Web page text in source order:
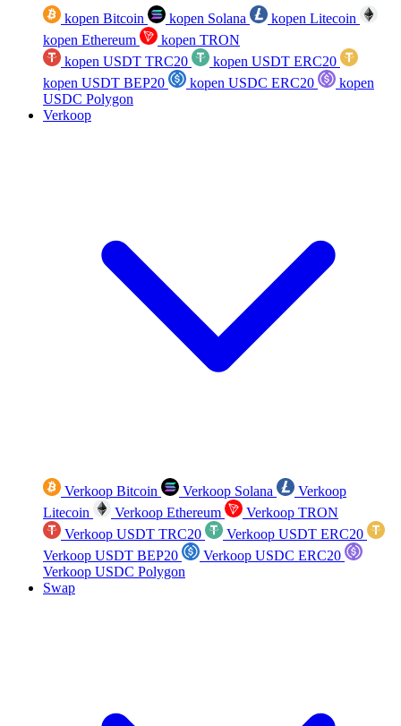
kopen Bitcoin kopen Solana
kopen Litecoin
kopen Ethereum
kopen TRON
kopen USDT TRC20
kopen USDT ERC20
kopen USDT BEP20
kopen USDC ERC20
kopen
USDC Polygon
Verkoop
Verkoop Bitcoin Verkoop Solana
Verkoop
Litecoin
Verkoop Ethereum
Verkoop TRON
Verkoop USDT TRC20
Verkoop USDT ERC20
Verkoop USDT BEP20
Verkoop USDC ERC20
Verkoop USDC Polygon
Swap